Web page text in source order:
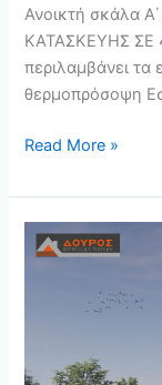
Ανοικτή σκάλα
ΚΑΤΑΣΚΕΥΗΣ ΣΕ
περιλαμβάνει τα
θερμοπρόσοψη
Read More »
TINY
HOME